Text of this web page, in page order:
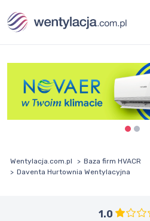
Wentylacja.com.pl
Baza firm HVACR
Daventa Hurtownia Wentylacyjna
1.0